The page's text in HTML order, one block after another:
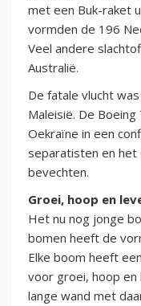
met een Buk-raket
vormden de 196
Veel andere
Australië.
De fatale vlucht
Maleisië. De
Oekraïne in een
separatisten en het
bevechten.
Groei, hoop en
Het nu nog jonge
bomen heeft de
Elke boom heeft
voor groei, hoop en
lange wand met